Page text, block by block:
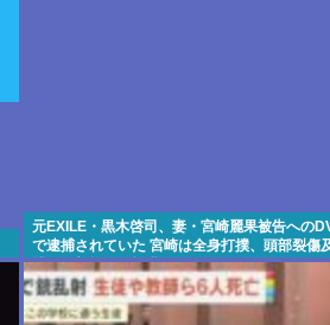
元EXILE・黒木啓司、妻・宮崎麗果被告への
で逮捕されていた 宮崎は全身打撲、頭部裂傷
撲、頸部損傷の怪我